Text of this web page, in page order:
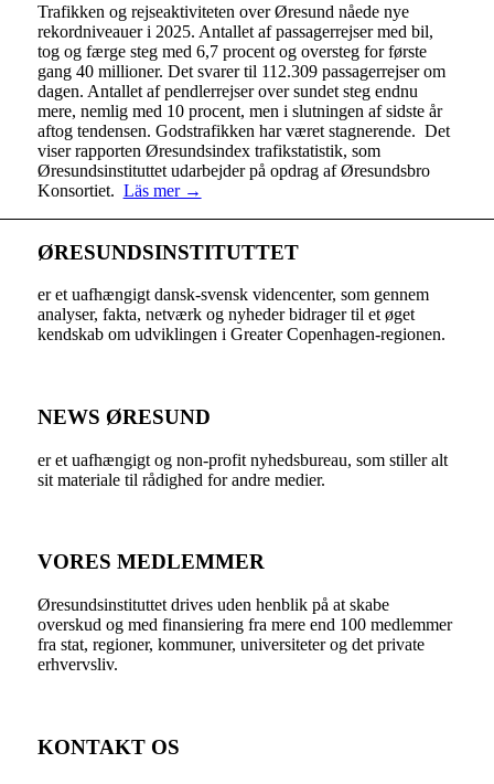
Trafikken og rejseaktiviteten over Øresund nåede nye
rekordniveauer i 2025. Antallet af passagerrejser med bil,
tog og færge steg med 6,7 procent og oversteg for første
gang 40 millioner. Det svarer til 112.309 passagerrejser om
dagen. Antallet af pendlerrejser over sundet steg endnu
mere, nemlig med 10 procent, men i slutningen af sidste år
aftog tendensen. Godstrafikken har været stagnerende. Det
viser rapporten Øresundsindex trafikstatistik, som
Øresundsinstituttet udarbejder på opdrag af Øresundsbro
Konsortiet. Läs mer →
ØRESUNDSINSTITUTTET
er et uafhængigt dansk-svensk videncenter, som gennem
analyser, fakta, netværk og nyheder bidrager til et øget
kendskab om udviklingen i Greater Copenhagen-regionen.
NEWS ØRESUND
er et uafhængigt og non-profit nyhedsbureau, som stiller alt
sit materiale til rådighed for andre medier.
VORES MEDLEMMER
Øresundsinstituttet drives uden henblik på at skabe
overskud og med finansiering fra mere end 100 medlemmer
fra stat, regioner, kommuner, universiteter og det private
erhvervsliv.
KONTAKT OS